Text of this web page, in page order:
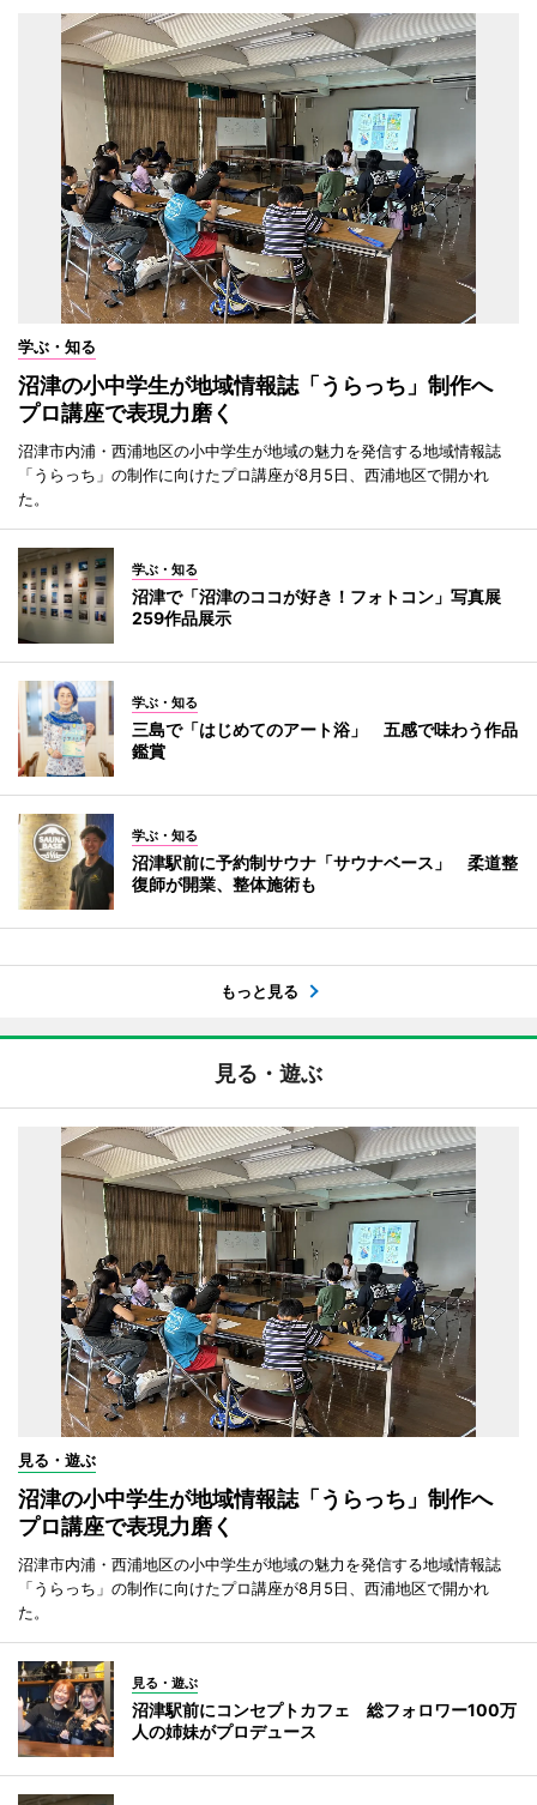
学ぶ・知る
沼津の小中学生が地域情報誌「うらっち」制作へ
プロ講座で表現力磨く
沼津市内浦・西浦地区の小中学生が地域の魅力を発信する地域情報誌
「うらっち」の制作に向けたプロ講座が8月5日、西浦地区で開かれ
た。
学ぶ・知る
沼津で「沼津のココが好き！フォトコン」写真展
259作品展示
学ぶ・知る
三島で「はじめてのアート浴」 五感で味わう作品
鑑賞
学ぶ・知る
沼津駅前に予約制サウナ「サウナベース」 柔道整
復師が開業、整体施術も
もっと見る
見る・遊ぶ
見る・遊ぶ
沼津の小中学生が地域情報誌「うらっち」制作へ
プロ講座で表現力磨く
沼津市内浦・西浦地区の小中学生が地域の魅力を発信する地域情報誌
「うらっち」の制作に向けたプロ講座が8月5日、西浦地区で開かれ
た。
見る・遊ぶ
沼津駅前にコンセプトカフェ 総フォロワー100万
人の姉妹がプロデュース